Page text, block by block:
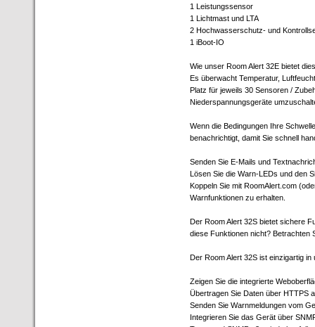
1 Leistungssensor
1 Lichtmast und LTA
2 Hochwasserschutz- und
1 iBoot-IO
Wie unser Room Alert 32E bietet
Es überwacht Temperatur,
Platz für jeweils 30 Sensoren /
Niederspannungsgeräte
Wenn die Bedingungen Ihre
benachrichtigt, damit Sie schnell
Senden Sie E-Mails und
Lösen Sie die Warn-LEDs und den
Koppeln Sie mit RoomAlert.com
Warnfunktionen zu erhalten.
Der Room Alert 32S bietet sichere
diese Funktionen nicht? Betrachten
Der Room Alert 32S ist einzigartig
Zeigen Sie die integrierte
Übertragen Sie Daten über HTTPS
Senden Sie Warnmeldungen vom
Integrieren Sie das Gerät über